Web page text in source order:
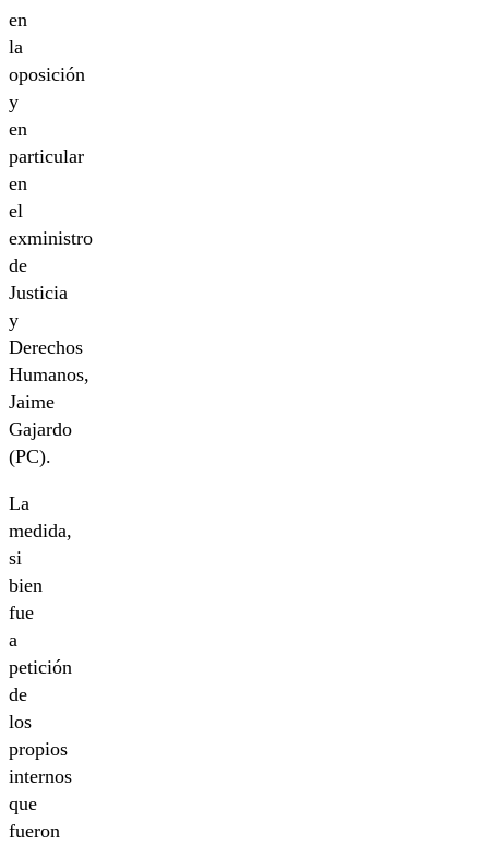
en
la
oposición
y
en
particular
en
el
exministro
de
Justicia
y
Derechos
Humanos,
Jaime
Gajardo
(PC).
La
medida,
si
bien
fue
a
petición
de
los
propios
internos
que
fueron